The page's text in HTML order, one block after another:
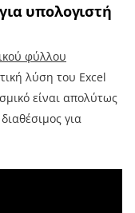
υπολογιστή
φύλλου
λύση του Excel
είναι απολύτως
για